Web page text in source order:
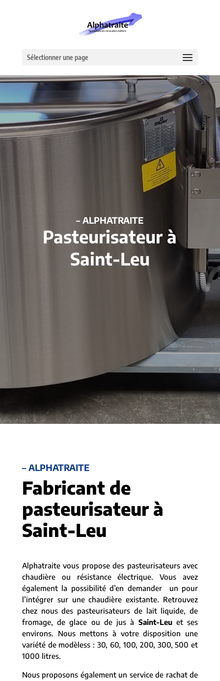
Sélectionner une page
– ALPHATRAITE
Pasteurisateur à
Saint-Leu
– ALPHATRAITE
Fabricant de
pasteurisateur à
Saint-Leu
Alphatraite vous propose des pasteurisateurs avec
chaudière ou résistance électrique. Vous avez
également la possibilité d’en demander un pour
l’intégrer sur une chaudière existante. Retrouvez
chez nous des pasteurisateurs de lait liquide, de
fromage, de glace ou de jus à Saint-Leuet ses
environs. Nous mettons à votre disposition une
variété de modèless : 30, 60, 100, 200, 300, 500 et
1000 litres.
Nous proposons également un service de rachat de